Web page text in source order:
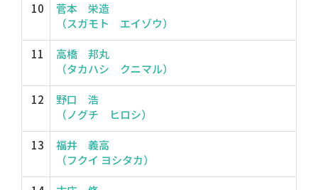
10
菅本 栄造
（スガモト エイゾウ）
11
高橋 邦丸
（タカハシ クニマル）
12
野口 浩
（ノグチ ヒロシ）
13
福井 義高
（フクイ ヨシタカ）